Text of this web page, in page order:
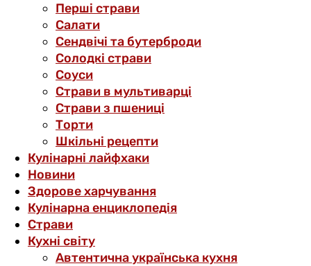
Перші страви
Салати
Сендвічі та бутерброди
Солодкі страви
Соуси
Страви в мультиварці
Страви з пшениці
Торти
Шкільні рецепти
Кулінарні лайфхаки
Новини
Здорове харчування
Кулінарна енциклопедія
Страви
Кухні світу
Автентична українська кухня